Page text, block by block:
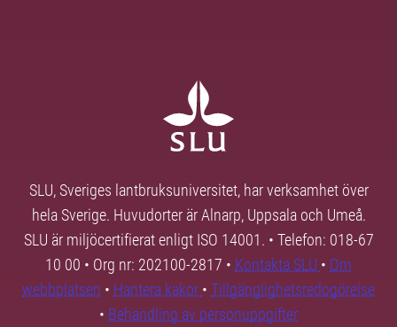
SLU, Sveriges lantbruksuniversitet, har verksamhet över
hela Sverige. Huvudorter är Alnarp, Uppsala och Umeå.
SLU är miljöcertifierat enligt ISO 14001. • Telefon: 018-67
10 00 • Org nr: 202100-2817 • Kontakta SLU • Om
webbplatsen • Hantera kakor • Tillgänglighetsredogörelse
• Behandling av personuppgifter